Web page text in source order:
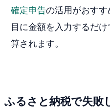
確定申告の活用がおす
目に金額を入力するだ
算されます。
ふるさと納税で失敗